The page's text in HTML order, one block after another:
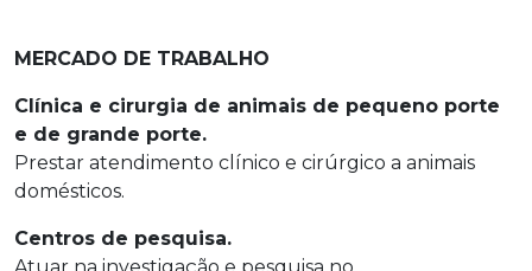
MERCADO DE TRABALHO
Clínica e cirurgia de animais de pequeno porte
e de grande porte.
Prestar atendimento clínico e cirúrgico a animais
domésticos.
Centros de pesquisa.